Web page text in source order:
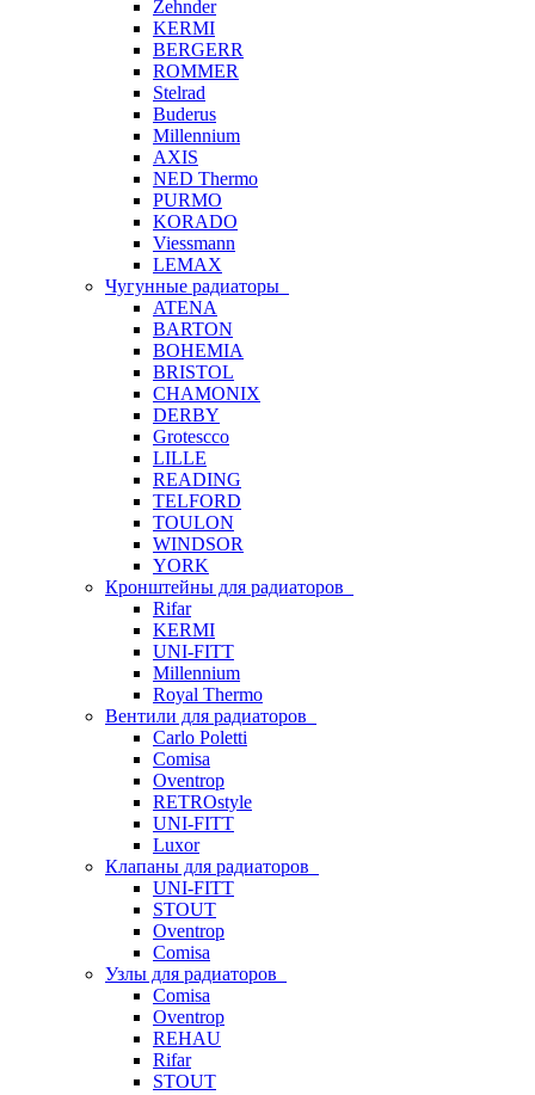
Zehnder
KERMI
BERGERR
ROMMER
Stelrad
Buderus
Millennium
AXIS
NED Thermo
PURMO
KORADO
Viessmann
LEMAX
Чугунные радиаторы
ATENA
BARTON
BOHEMIA
BRISTOL
CHAMONIX
DERBY
Grotescco
LILLE
READING
TELFORD
TOULON
WINDSOR
YORK
Кронштейны для радиаторов
Rifar
KERMI
UNI-FITT
Millennium
Royal Thermo
Вентили для радиаторов
Carlo Poletti
Comisa
Oventrop
RETROstyle
UNI-FITT
Luxor
Клапаны для радиаторов
UNI-FITT
STOUT
Oventrop
Comisa
Узлы для радиаторов
Comisa
Oventrop
REHAU
Rifar
STOUT